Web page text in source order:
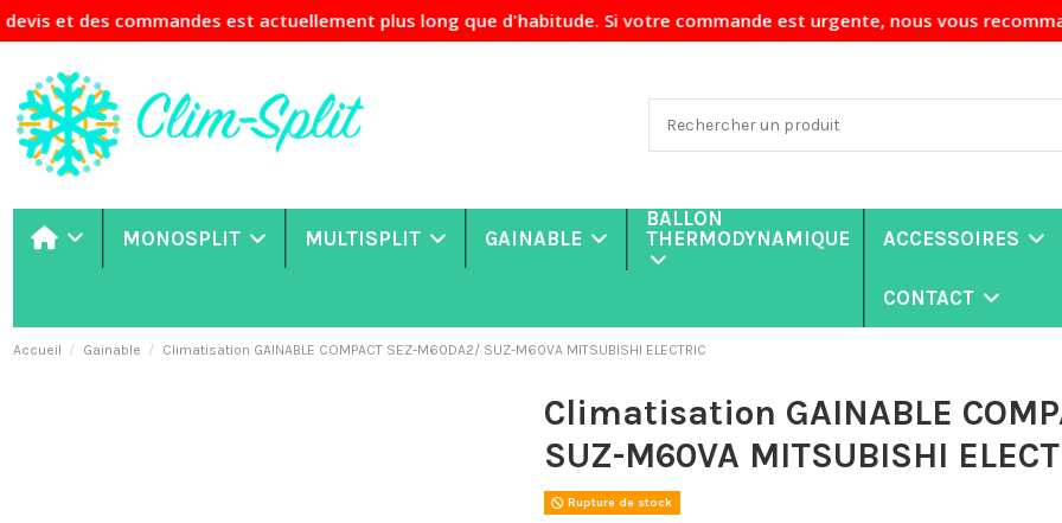
commandes est actuellement plus long que d'habitude. Si votre commande est urgente, nous vous
MONOSPLIT MULTISPLIT GAINABLE
BALLON
THERMODYNAMIQUE
ACCESSOIRES
CONTACT
Accueil Gainable Climatisation GAINABLE COMPACT SEZ-M60DA2/ SUZ-M60VA MITSUBISHI ELECTRIC
Climatisation GAINABLE
SUZ-M60VA MITSUBISHI
Rupture de stock